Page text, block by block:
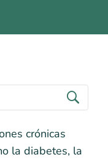
crónicas
la diabetes, la